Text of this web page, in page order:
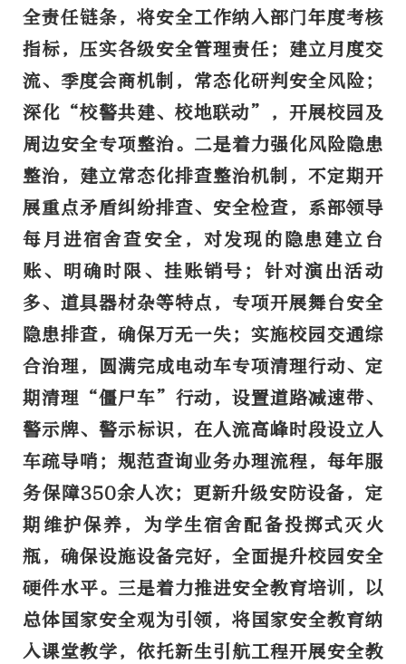
全责任链条，将安全工作纳入部门年度考核
指标，压实各级安全管理责任；建立月度交
流、季度会商机制，常态化研判安全风险；
深化“校警共建、校地联动”，开展校园及
周边安全专项整治。 二是着力强化风险隐患
整治， 建立常态化排查整治机制，不定期开
展重点矛盾纠纷排查、安全检查，系部领导
每月进宿舍查安全，对发现的隐患建立台
账、明确时限、挂账销号；针对演出活动
多、道具器材杂等特点，专项开展舞台安全
隐患排查，确保万无一失；实施校园交通综
合治理，圆满完成电动车专项清理行动、定
期清理“僵尸车”行动，设置道路减速带、
警示牌、警示标识，在人流高峰时段设立人
车疏导哨；规范查询业务办理流程，每年服
务保障350余人次；更新升级安防设备，定
期维护保养，为学生宿舍配备投掷式灭火
瓶，确保设施设备完好，全面提升校园安全
硬件水平。 三是着力推进安全教育培训， 以
总体国家安全观为引领，将国家安全教育纳
入课堂教学，依托新生引航工程开展安全教